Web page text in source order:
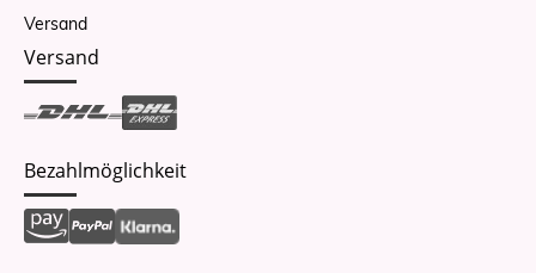
Versand
Versand
Bezahlmöglichkeit